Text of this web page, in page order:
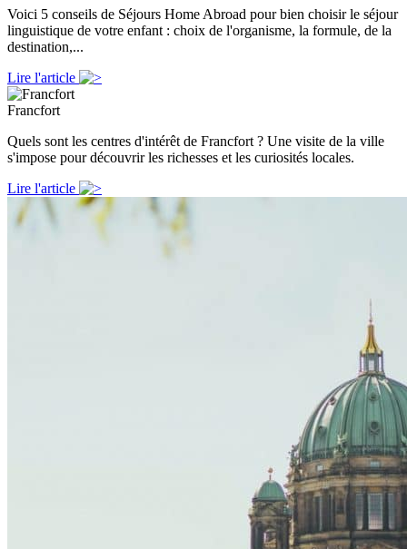
Voici 5 conseils de Séjours Home Abroad pour bien choisir le séjour
linguistique de votre enfant : choix de l'organisme, la formule, de la
destination,...
Lire l'article
Francfort
Quels sont les centres d'intérêt de Francfort ? Une visite de la ville
s'impose pour découvrir les richesses et les curiosités locales.
Lire l'article